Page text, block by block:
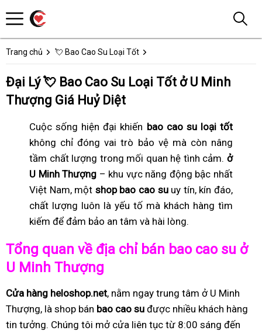
Trang chủ 💘 Bao Cao Su Loại Tốt
Đại Lý 💘 Bao Cao Su Loại Tốt ở U Minh
Thượng Giá Huỷ Diệt
Cuộc sống hiện đại khiến bao cao su loại tốt
không chỉ đóng vai trò bảo vệ mà còn nâng
tầm chất lượng trong mối quan hệ tình cảm. ở
U Minh Thượng – khu vực năng động bậc nhất
Việt Nam, một shop bao cao suuy tín, kín đáo,
chất lượng luôn là yếu tố mà khách hàng tìm
kiếm để đảm bảo an tâm và hài lòng.
Tổng quan về địa chỉ bán bao cao su ở
U Minh Thượng
Cửa hàng heloshop.net, nằm ngay trung tâm ở U Minh
Thượng, là shop bán bao cao su được nhiều khách hàng
tin tưởng. Chúng tôi mở cửa liên tục từ 8:00 sáng đến